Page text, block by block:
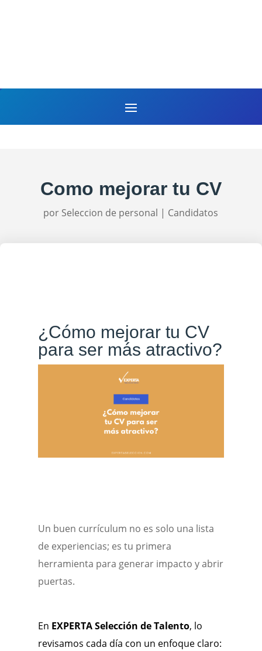
Como mejorar tu CV
por Seleccion de personal | Candidatos
¿Cómo mejorar tu CV
para ser más atractivo?
Un buen currículum no es solo una lista
de experiencias; es tu primera
herramienta para generar impacto y abrir
puertas.
En EXPERTA Selección de Talento, lo
revisamos cada día con un enfoque claro: